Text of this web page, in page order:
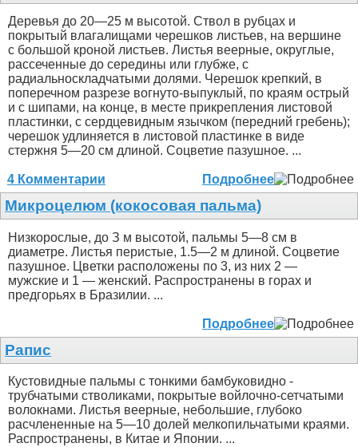
Деревья до 20—25 м высотой. Ствол в рубцах и
покрытый влагалищами черешков листьев, на вершине
с большой кроной листьев. Листья веерные, округлые,
рассеченные до середины или глубже, с
радиальноскладчатыми долями. Черешок крепкий, в
поперечном разрезе вогнуто-выпуклый, по краям острый
и с шипами, на конце, в месте прикрепления листовой
пластинки, с сердцевидным язычком (передний гребень);
черешок удлиняется в листовой пластинке в виде
стержня 5—20 см длиной. Соцветие пазушное. ...
4 Комментарии Подробнее
Микроцелюм (кокосовая пальма)
Низкорослые, до З м высотой, пальмы 5—8 см в
диаметре. Листья перистые, 1.5—2 м длиной. Соцветие
пазушное. Цветки расположены по 3, из них 2 —
мужские и 1 — женский. Распространены в горах и
предгорьях в Бразилии. ...
Подробнее
Рапис
Кустовидные пальмы с тонкими бамбуковидно -
трубчатыми стволиками, покрытые войлочно-сетчатыми
волокнами. Листья веерные, небольшие, глубоко
расчлененные на 5—10 долей мелкопильчатыми краями.
Распространены, в Китае и Японии. ...